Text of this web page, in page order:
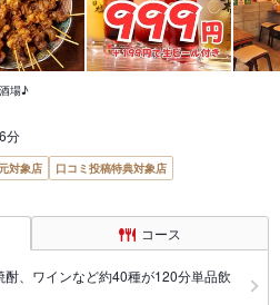
場♪
分
対象店
口コミ投稿特典対象店
コース
酎、ワインなど約40種が120分単品飲